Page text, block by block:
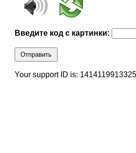
Введите код с картинки:
Отправить
Your support ID is: